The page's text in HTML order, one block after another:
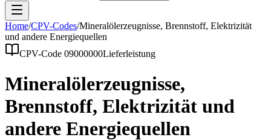
Home/CPV-Codes/Mineralölerzeugnisse, Brennstoff, Elektrizität
und andere Energiequellen
CPV-Code 09000000Lieferleistung
Mineralölerzeugnisse,
Brennstoff, Elektrizität und
andere Energiequellen